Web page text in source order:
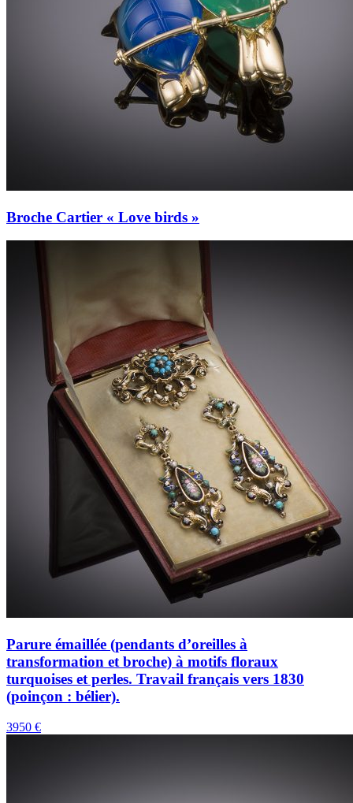
Broche Cartier « Love birds »
Parure émaillée (pendants d’oreilles à
transformation et broche) à motifs floraux
turquoises et perles. Travail français vers 1830
(poinçon : bélier).
3950 €